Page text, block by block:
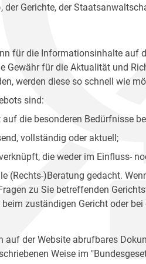
Gerichte, der
für die Informationsinhalte auf
Gewähr für die Aktualität und
werden diese so schnell wie
sind:
die besonderen Bedürfnisse
vollständig oder aktuell;
die weder im Einfluss-
(Rechts-)Beratung gedacht.
zu Sie betreffenden
zuständigen Gericht oder
auf der Website abrufbares
Weise im